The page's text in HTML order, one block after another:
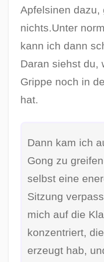
Apfelsinen dazu,
nichts.Unter
kann ich dann
Daran siehst du,
Grippe noch in
hat.
Dann kam ich
Gong zu
selbst eine
Sitzung
mich auf die
konzentriert,
erzeugt hab,